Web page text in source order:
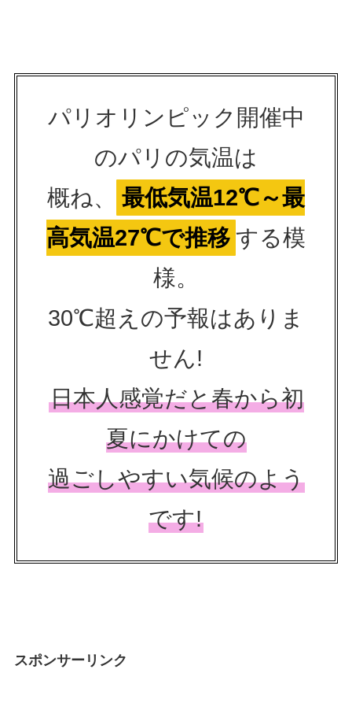
パリオリンピック開催中
のパリの気温は
概ね、
最低気温12℃～最
高気温27℃で推移 する模
様。
30℃超えの予報はありま
せん!
日本人感覚だと春から初
夏にかけての
過ごしやすい気候のよう
です!
スポンサーリンク